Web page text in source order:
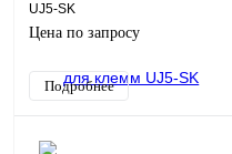
UJ5-SK
Цена по запросу
Подробнее